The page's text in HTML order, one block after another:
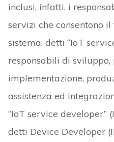
inclusi, infatti, i
servizi che consentono
sistema, detti “IoT
responsabili di sviluppo,
implementazione,
assistenza ed
“IoT service developer”
detti Device Developer